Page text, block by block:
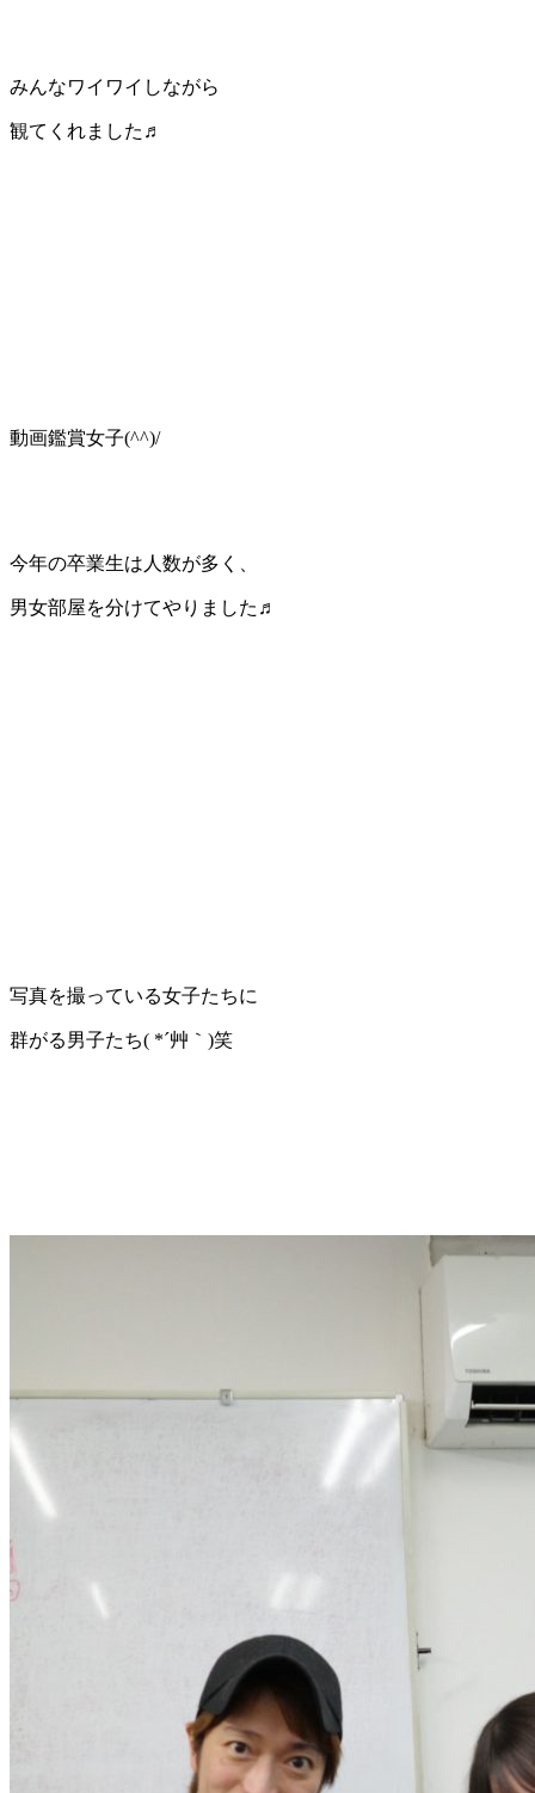
みんなワイワイしながら
観てくれました♬
動画鑑賞女子(^^)/
今年の卒業生は人数が多く、
男女部屋を分けてやりました♬
写真を撮っている女子たちに
群がる男子たち( *´艸｀)笑